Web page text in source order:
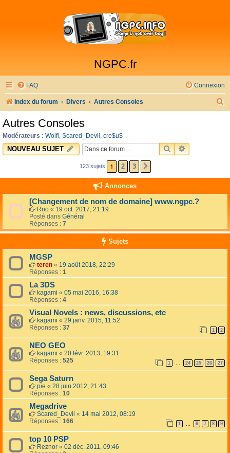
NGPC.fr
FAQ Connexion
Index du forum Divers Autres Consoles
h
Autres Consoles
Modérateurs : Wolfi, Scared_Devil , cre$u$
NOUVEAU SUJET RECHERCHER
RECHERCHE
123 sujets 1 2 3
Annonces
[Changement de nom de domaine] www.ngpc.?
Rno « 19 oct. 2017, 21:19
Posté dans Général
Réponses : 7
Sujets
MGSP
teren « 19 août 2018, 22:29
Réponses : 1
La 3DS
kagami « 05 mai 2016, 16:38
Réponses : 4
Visual Novels : news, discussions, etc
kagami « 29 janv. 2015, 11:52
Réponses : 37 1 2
NEO GEO
kagami « 20 févr. 2013, 19:31
Réponses : 525 1 … 24 25 26 27
Sega Saturn
pie « 28 juin 2012, 21:43
Réponses : 10
Megadrive
Scared_Devil « 14 mai 2012, 08:19
Réponses : 166 1 … 6 7 8 9
top 10 PSP
Reznor « 02 déc. 2011, 09:46